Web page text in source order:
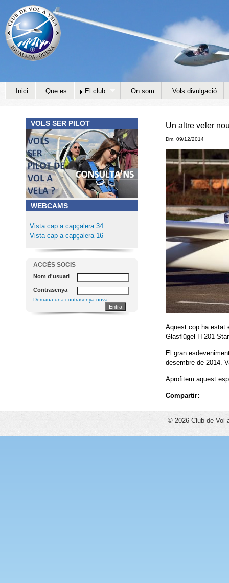
Un altre veler
Dm, 09/12/2014
Aquest cop ha estat
Glasflügel H-201
El gran
desembre de 2014.
Aprofitem aquest
Compartir:
Inici Que es El club On som Vols divulgació
VOLS SER PILOT
WEBCAMS
Vista cap a capçalera 34
Vista cap a capçalera 16
ACCÉS SOCIS
Nom d'usuari
Contrasenya
Demana una contrasenya nova
© 2026 Club de Vol